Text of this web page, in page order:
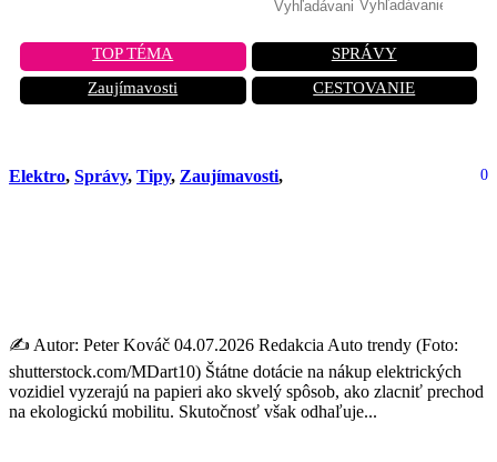
TOP TÉMA
SPRÁVY
Zaujímavosti
CESTOVANIE
Elektro, Správy, Tipy, Zaujímavosti, 0
✍️ Autor: Peter Kováč 04.07.2026 Redakcia Auto trendy (Foto:
shutterstock.com/MDart10) Štátne dotácie na nákup elektrických
vozidiel vyzerajú na papieri ako skvelý spôsob, ako zlacniť prechod
na ekologickú mobilitu. Skutočnosť však odhaľuje...